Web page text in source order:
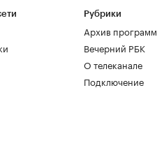
Рубрики
Архив программ
Вечерний РБК
О телеканале
Подключение